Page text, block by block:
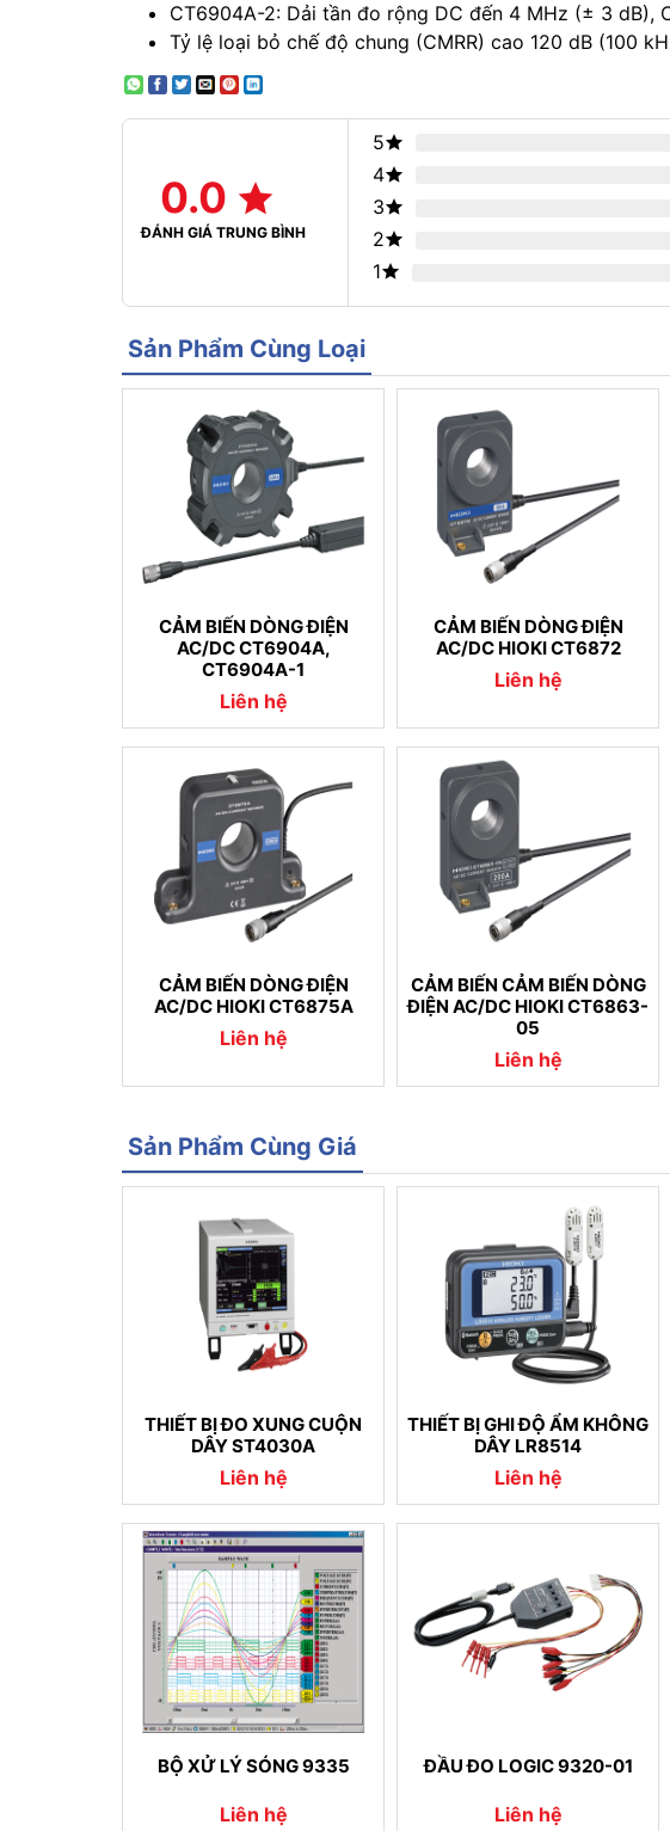
CT6904A-2: Dải tần đo rộng DC đến 4 MHz (± 3 dB),
Tỷ lệ loại bỏ chế độ chung (CMRR) cao 120 dB (100
0.0
ĐÁNH GIÁ TRUNG BÌNH
5
4
3
2
1
Sản Phẩm Cùng Loại
CẢM BIẾN DÒNG ĐIỆN
AC/DC CT6904A,
CT6904A-1
Liên hệ
CẢM BIẾN DÒNG ĐIỆN
AC/DC HIOKI CT6872
Liên hệ
CẢM BIẾN DÒNG ĐIỆN
AC/DC HIOKI CT6875A
Liên hệ
CẢM BIẾN CẢM BIẾN DÒNG
ĐIỆN AC/DC HIOKI CT6863-
05
Liên hệ
Sản Phẩm Cùng Giá
THIẾT BỊ ĐO XUNG CUỘN
DÂY ST4030A
Liên hệ
THIẾT BỊ GHI ĐỘ ẨM KHÔNG
DÂY LR8514
Liên hệ
BỘ XỬ LÝ SÓNG 9335
Liên hệ
ĐẦU ĐO LOGIC 9320-01
Liên hệ